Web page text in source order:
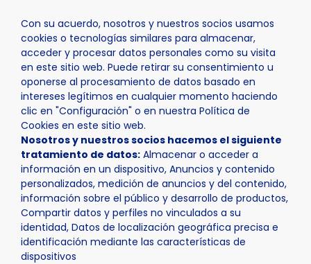
Con su acuerdo, nosotros y nuestros socios usamos
cookies o tecnologías similares para almacenar,
acceder y procesar datos personales como su visita
en este sitio web. Puede retirar su consentimiento u
oponerse al procesamiento de datos basado en
intereses legítimos en cualquier momento haciendo
clic en "Configuración" o en nuestra Política de
Cookies en este sitio web.
Nosotros y nuestros socios hacemos el siguiente
tratamiento de datos: Almacenar o acceder a
información en un dispositivo, Anuncios y contenido
personalizados, medición de anuncios y del contenido,
información sobre el público y desarrollo de productos,
Compartir datos y perfiles no vinculados a su
identidad, Datos de localización geográfica precisa e
identificación mediante las características de
dispositivos
Inicio Actualidad Noticias Noticia - Gran éxito de